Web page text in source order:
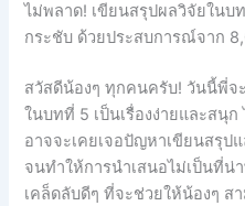
ไม่พลาด! เขียนสรุปผลวิจัยในบ
กระชับ ด้วยประสบการณ์จาก
สวัสดีน้องๆ ทุกคนครับ! วันนี้พี่จ
ในบทที่ 5 เป็นเรื่องง่ายและสนุ
อาจจะเคยเจอปัญหาเขียนสรุป
จนทำให้การนำเสนอไม่เป็นที่
เคล็ดลับดีๆ ที่จะช่วยให้น้องๆ ส